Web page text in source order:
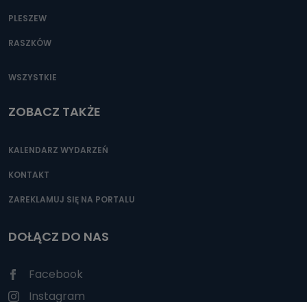
PLESZEW
RASZKÓW
WSZYSTKIE
ZOBACZ TAKŻE
KALENDARZ WYDARZEŃ
KONTAKT
ZAREKLAMUJ SIĘ NA PORTALU
DOŁĄCZ DO NAS
Facebook
Instagram